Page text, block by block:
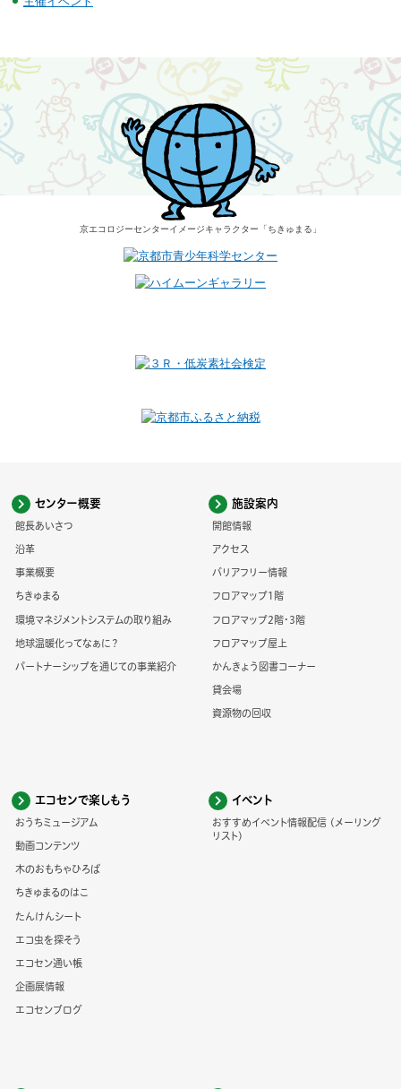
京エコロジーセンターイメージキャラクター 「ちきゅまる」
センター概要
館長あいさつ
沿革
事業概要
ちきゅまる
環境マネジメントシステムの取り組み
地球温暖化ってなぁに？
パートナーシップを通じての事業紹介
施設案内
開館情報
アクセス
バリアフリー情報
フロアマップ1階
フロアマップ2階・3階
フロアマップ屋上
かんきょう図書コーナー
貸会場
資源物の回収
エコセンで楽しもう
おうちミュージアム
動画コンテンツ
木のおもちゃひろば
ちきゅまるのはこ
たんけんシート
エコ虫を探そう
エコセン通い帳
企画展情報
エコセンブログ
イベント
おすすめイベント情報配信 (メーリング
リスト)